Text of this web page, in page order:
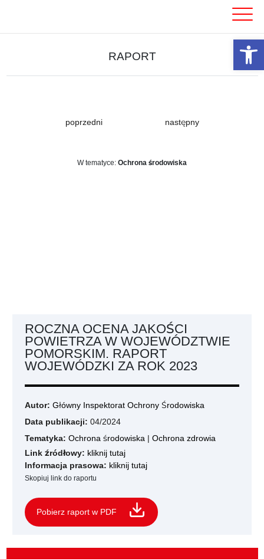
RAPORT
poprzedni następny
W tematyce: Ochrona środowiska
ROCZNA OCENA JAKOŚCI
POWIETRZA W WOJEWÓDZTWIE
POMORSKIM. RAPORT
WOJEWÓDZKI ZA ROK 2023
Autor: Główny Inspektorat Ochrony Środowiska
Data publikacji: 04/2024
Tematyka: Ochrona środowiska | Ochrona zdrowia
Link źródłowy: kliknij tutaj
Informacja prasowa: kliknij tutaj
Skopiuj link do raportu
Pobierz raport w PDF